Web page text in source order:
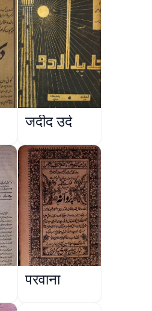
जदीद उर्दू
परवाना